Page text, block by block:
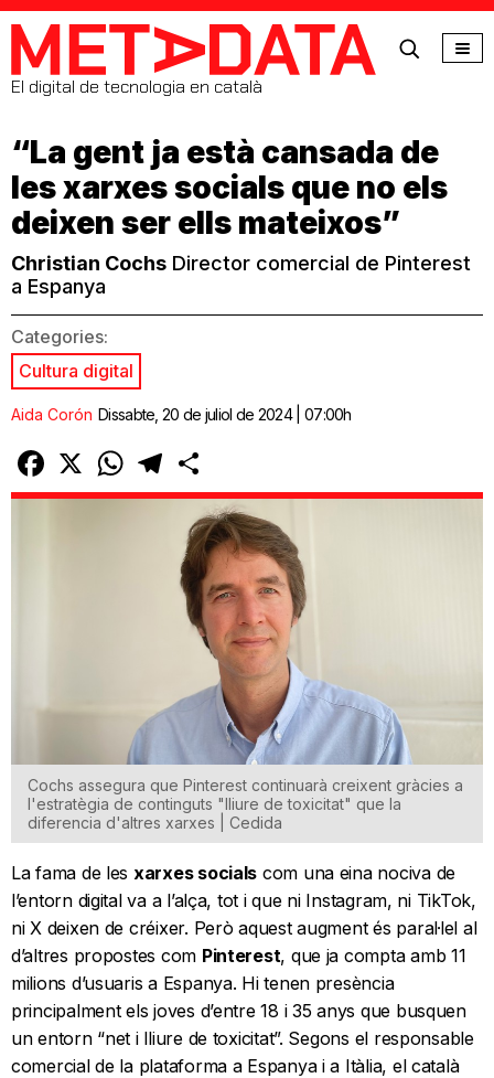
MetaData
El digital de tecnologia en català
“La gent ja està cansada de
les xarxes socials que no els
deixen ser ells mateixos”
Christian Cochs Director comercial de Pinterest
a Espanya
Categories:
Cultura digital
Aida Corón Dissabte, 20 de juliol de 2024 | 07:00h
Facebook
X WhatsAppTelegram
Cochs assegura que Pinterest continuarà creixent gràcies a
l'estratègia de continguts "lliure de toxicitat" que la
diferencia d'altres xarxes | Cedida
La fama de les xarxes socials com una eina nociva de
l’entorn digital va a l’alça, tot i que ni Instagram, ni TikTok,
ni X deixen de créixer. Però aquest augment és paral·lel al
d’altres propostes com Pinterest, que ja compta amb 11
milions d’usuaris a Espanya. Hi tenen presència
principalment els joves d’entre 18 i 35 anys que busquen
un entorn “net i lliure de toxicitat”. Segons el responsable
comercial de la plataforma a Espanya i a Itàlia, el català